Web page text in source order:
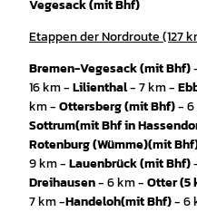
Vegesack (mit Bhf)
Etappen der Nordroute (127
Bremen-Vegesack(mit Bhf)
16 km -Lilienthal- 7 km -
km -Ottersberg (mit Bhf)- 6
Sottrum(mit Bhf in
Rotenburg (Wümme)(mit
9 km -Lauenbrück(mit Bhf)
Dreihausen- 6 km -Otter (5
7 km -Handeloh(mit Bhf)- 6